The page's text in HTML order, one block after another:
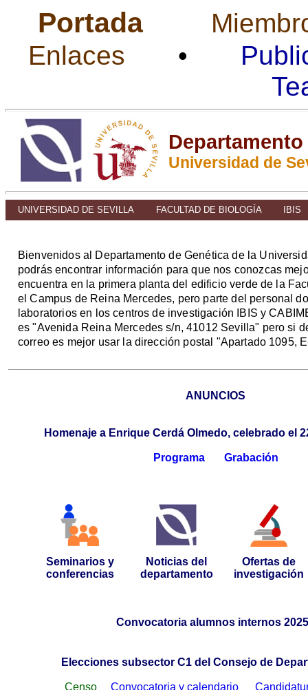
Portada
Enlaces
•
Universidad de
UNIVERSIDAD DE SEVILLA FACULTAD DE BIOLOGÍA IBIS
Bienvenidos al Departamento de Genética de la
podrás encontrar información para que nos conozcas
encuentra en la primera planta del edificio verde de la
el Campus de Reina Mercedes, pero parte del personal
laboratorios en los centros de investigación IBIS y
es "Avenida Reina Mercedes s/n, 41012 Sevilla" pero si
correo es mejor usar la dirección postal "Apartado 1095,
ANUNCIOS
Homenaje a Enrique Cerdá Olmedo, celebrado el
Programa Grabación
Seminarios y
conferencias
Noticias del
departamento
Ofertas de
investigación
Convocatoria alumnos internos
Elecciones subsector C1 del Consejo de
Censo Convocatoria y calendario